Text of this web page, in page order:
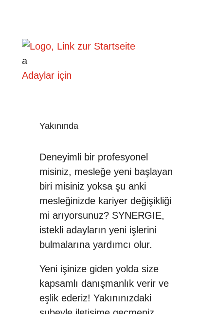
a
Adaylar için
Yakınında
Deneyimli bir profesyonel
misiniz, mesleğe yeni başlayan
biri misiniz yoksa şu anki
mesleğinizde kariyer değişikliği
mi arıyorsunuz? SYNERGIE,
istekli adayların yeni işlerini
bulmalarına yardımcı olur.
Yeni işinize giden yolda size
kapsamlı danışmanlık verir ve
eşlik ederiz! Yakınınızdaki